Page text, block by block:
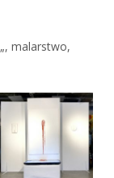
„, malarstwo,